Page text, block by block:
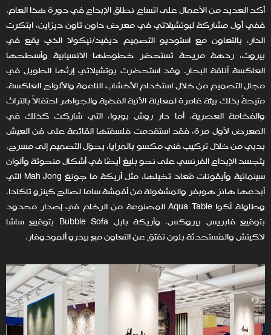
أكد العديد من الأعمال على اتساع نطاق الإبداع في دورة هذا العام.
ففي أول مشاركة لبوتشيلاتي في معرض داون تاون ديزاين، ابتكرت
الدار، بالتعاون مع استوديو التصميم ديفيد/نيكولا الذي يقع في
بيروت، ردهة مريحة تستحضر خطوطها الانسيابية وأسطحها
العاكسة أناقة البحار. وقد استحضرت بوتشيلاتي إرثها الطويل في
مجال التصميم من خلال استخدام الأخشاب الناعمة والألواح العاكسة،
متيحةً بذلك بيئة غامرة لمعاينة الآنية الفضية والجواهر احتفالاً بالتراث
والفخامة العصرية. أما دار روش بوبوا، التي شاركت كذلك في
المعرض لأول مرة، فقد استقدمت فلسفتها القائمة على فن العيش
بدبي من خلال تركيب فني مكسو بالمرايا، يحوّل التصميم إلى مسرح.
يتجسد الإبداع الفرنسي على نحو بليغ أيضًا في أشكال منحوتة وألوان
سينمائية وأيقونات مُعاد تخيلها، مثل أريكة ما جونغ Mah Jong التي
أبدعها هانز هوبفر والمشغولة من أقمشة ساما لصالح كينزو تاكادا،
وطاولة أكوا Aqua Table المصنوعة من الرخام في إصدار محدود
بتوقيع فابريس بيروكس، وأريكة بابل Bubble Sofa بتوقيع ساشا
لاكيتش والمُستحدثة بلون تفتّق عن التعاون مع بيدرو ألمودوفار.